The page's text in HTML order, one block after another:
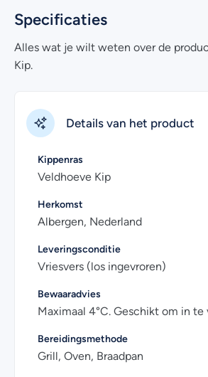
en onder het borstfilet. Je kan de kip
Heb je nog vragen over het online
opnemen. Wij helpen je graag!
Specificaties
Alles wat je wilt weten over de
Kip.
Details van het product
Kippenras
Veldhoeve Kip
Herkomst
Albergen, Nederland
Leveringsconditie
Vriesvers (los ingevroren)
Bewaaradvies
Maximaal 4°C. Geschikt om in te
Bereidingsmethode
Grill, Oven, Braadpan